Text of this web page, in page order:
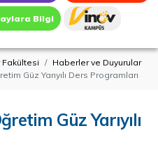
Bilgi
Haberler ve Duyurular
Güz Yarıyılı Ders Programları
Güz Yarıyılı